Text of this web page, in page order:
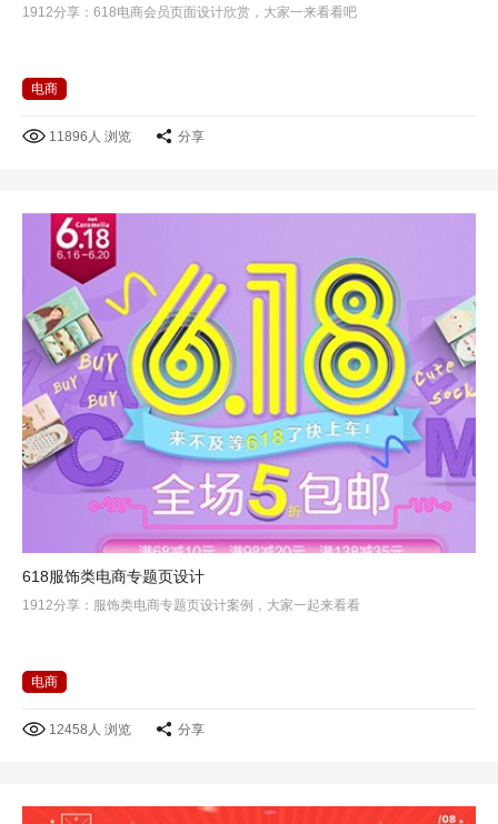
1912分享：618电商会员页面设计欣赏，大家一来看看吧
电商
11896人 浏览 分享
618服饰类电商专题页设计
1912分享：服饰类电商专题页设计案例，大家一起来看看
电商
12458人 浏览 分享